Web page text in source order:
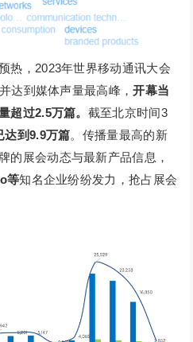
热，2023年世界移动通讯大会
达到媒体声量最高峰，开幕当
超过2.5万篇。 截至北京时间3
达到9.9万篇。传播量最高的新
的展会动态与最新产品信息，
等知名企业纷纷发力，抢占展会